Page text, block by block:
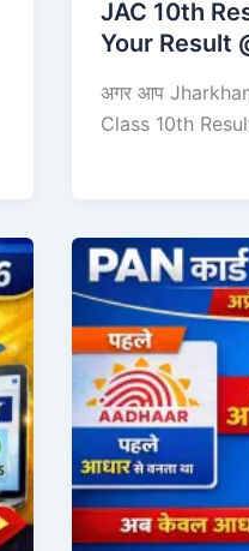
JAC 10th
Your Result
अगर आप
Class 10th